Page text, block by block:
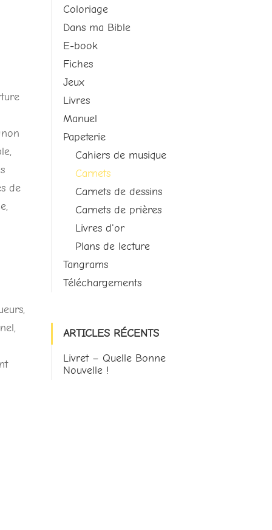
de
Coloriage
Dans ma Bible
E-book
Fiches
Jeux
Livres
Manuel
Papeterie
Cahiers de musique
Carnets
Carnets de dessins
Carnets de prières
Livres d'or
Plans de lecture
Tangrams
Téléchargements
ARTICLES RÉCENTS
Livret – Quelle Bonne
Nouvelle !